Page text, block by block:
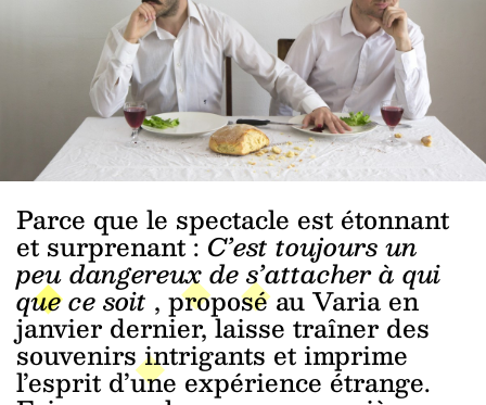
Parce que le spectacle est étonnant
et surprenant : C’est toujours un
peu dangereux de s’attacher à qui
que ce soit , proposé au Varia en
janvier dernier, laisse traîner des
souvenirs intrigants et imprime
l’esprit d’une expérience étrange.